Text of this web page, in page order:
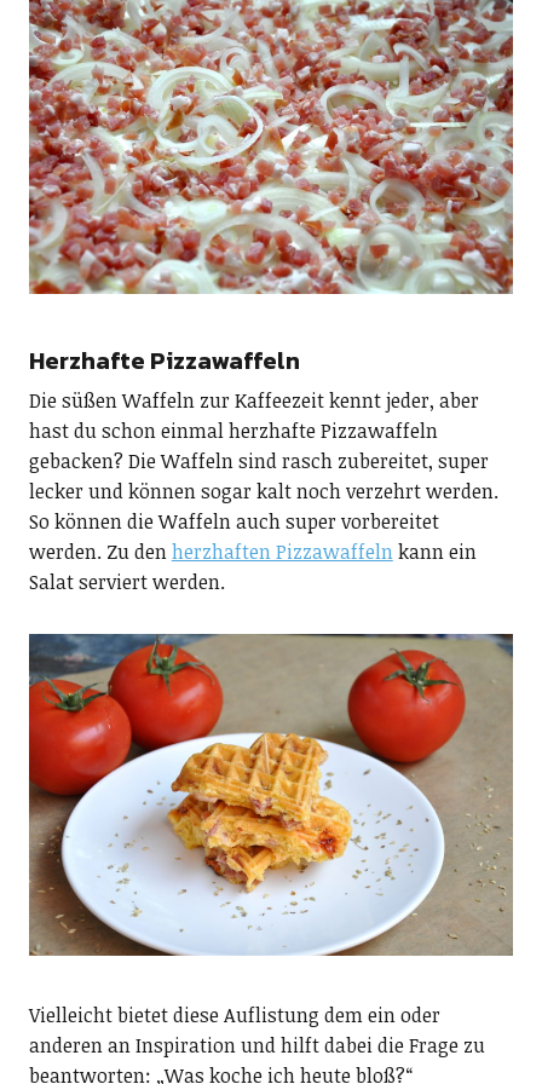
Herzhafte Pizzawaffeln
Die süßen Waffeln zur Kaffeezeit kennt jeder, aber
hast du schon einmal herzhafte Pizzawaffeln
gebacken? Die Waffeln sind rasch zubereitet, super
lecker und können sogar kalt noch verzehrt werden.
So können die Waffeln auch super vorbereitet
werden. Zu denherzhaften Pizzawaffelnkann ein
Salat serviert werden.
Vielleicht bietet diese Auflistung dem ein oder
anderen an Inspiration und hilft dabei die Frage zu
beantworten: „Was koche ich heute bloß?“